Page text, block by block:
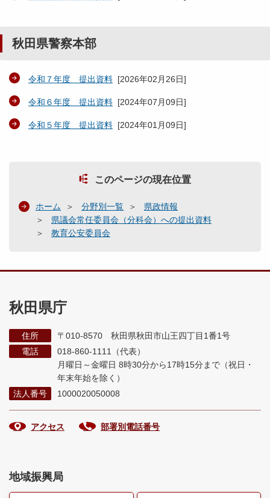
秋田県警察本部
令和７年度 提出資料 [2026年02月26日]
令和６年度 提出資料 [2024年07月09日]
令和５年度 提出資料 [2024年01月09日]
このページの現在位置
ホーム 分野別一覧
県政情報
県議会常任委員会（分科会）への提出資料
教育公安委員会
秋田県庁
住所
〒010-8570 秋田県秋田市山王四丁目1番1号
電話
018-860-1111（代表）
月曜日～金曜日 8時30分から17時15分まで （祝日・
年末年始を除く）
法人番号
1000020050008
アクセス 部署別電話番号
地域振興局